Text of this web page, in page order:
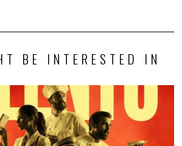
BE INTERESTED IN